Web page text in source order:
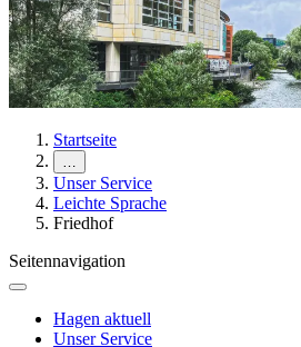
Startseite
…
Unser Service
Leichte Sprache
Friedhof
Seitennavigation
Hagen aktuell
Unser Service